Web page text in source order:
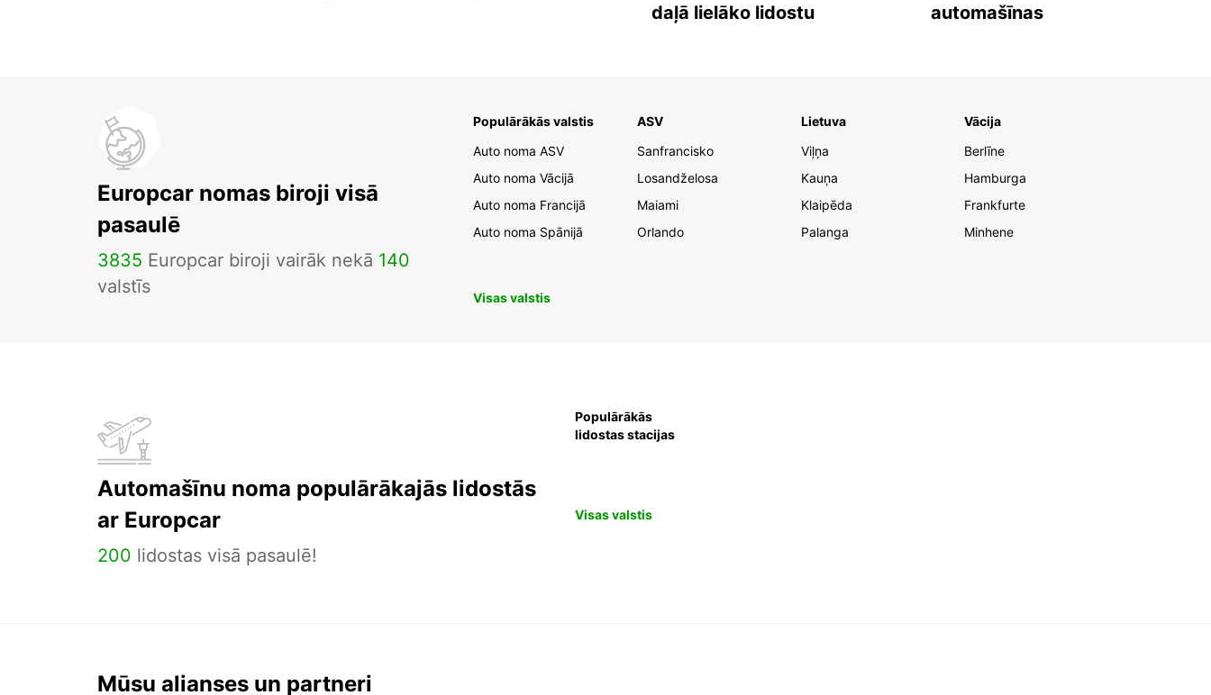
daļā lielāko lidostu
automašīnas
Europcar nomas biroji visā
pasaulē
3835 Europcar biroji vairāk nekā 140
valstīs
Populārākās valstis
Auto noma ASV
Auto noma Vācijā
Auto noma Francijā
Auto noma Spānijā
ASV
Sanfrancisko
Losandželosa
Maiami
Orlando
Lietuva
Viļņa
Kauņa
Klaipēda
Palanga
Vācija
Berlīne
Hamburga
Frankfurte
Minhene
Visas valstis
Automašīnu noma populārākajās lidostās
ar Europcar
200 lidostas visā pasaulē!
Populārākās
lidostas stacijas
Visas valstis
Mūsu alianses un partneri